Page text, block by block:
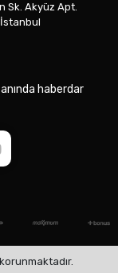
Sk. Akyüz Apt.
haberdar